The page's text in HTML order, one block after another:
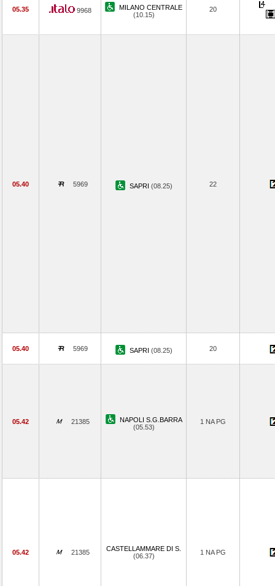
05.35 9968
MILANO CENTRALE
(10.15)
20
05.40 5969 SAPRI (08.25) 22
05.40 5969 SAPRI (08.25) 20
05.42 21385
NAPOLI S.G.BARRA
(05.53)
1 NA PG
05.42 21385
CASTELLAMMARE DI S.
(06.37)
1 NA PG